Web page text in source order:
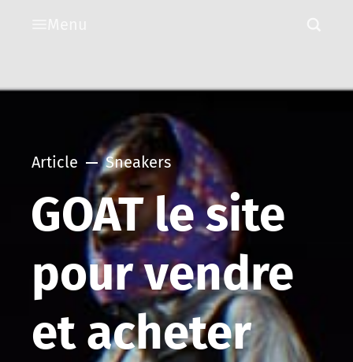
Article Sneakers
GOAT le site
pour vendre
et acheter